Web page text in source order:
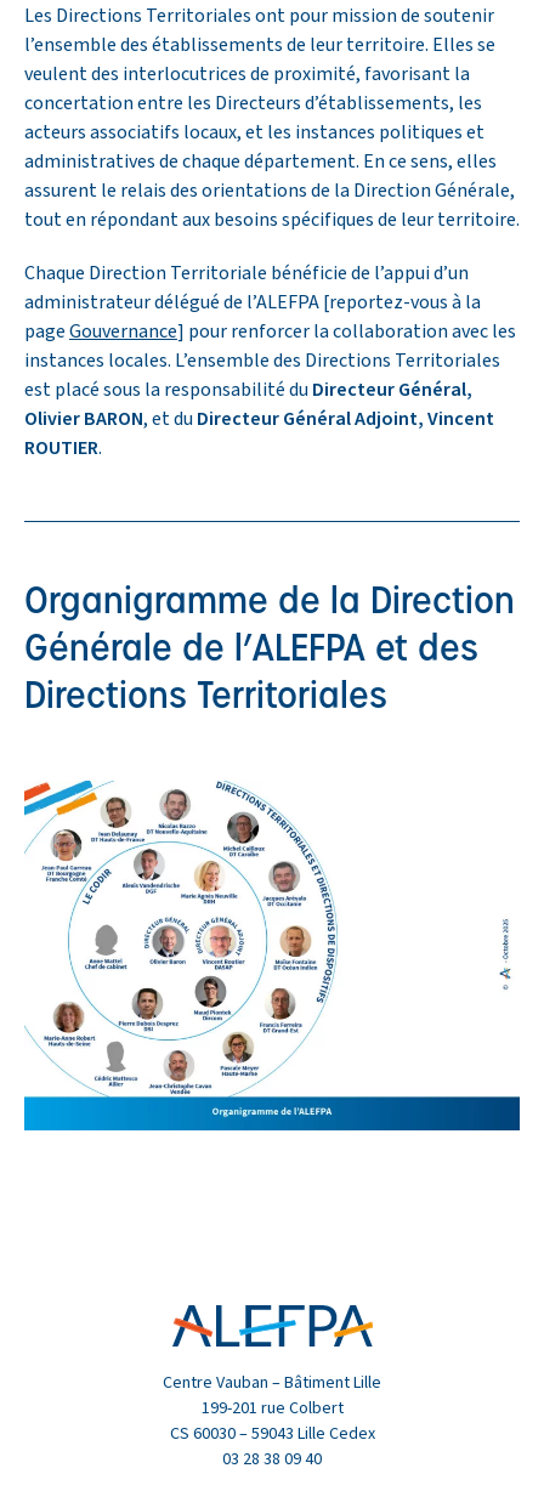
Les Directions Territoriales ont pour mission de soutenir
l’ensemble des établissements de leur territoire. Elles se
veulent des interlocutrices de proximité, favorisant la
concertation entre les Directeurs d’établissements, les
acteurs associatifs locaux, et les instances politiques et
administratives de chaque département. En ce sens, elles
assurent le relais des orientations de la Direction Générale,
tout en répondant aux besoins spécifiques de leur territoire.
Chaque Direction Territoriale bénéficie de l’appui d’un
administrateur délégué de l’ALEFPA [reportez-vous à la
pageGouvernance] pour renforcer la collaboration avec les
instances locales. L’ensemble des Directions Territoriales
est placé sous la responsabilité duDirecteur Général,
Olivier BARON, et duDirecteur Général Adjoint, Vincent
ROUTIER.
Organigramme de la Direction
Générale de l’ALEFPA et des
Directions Territoriales
Centre Vauban – Bâtiment Lille
199-201 rue Colbert
CS 60030 – 59043 Lille Cedex
03 28 38 09 40